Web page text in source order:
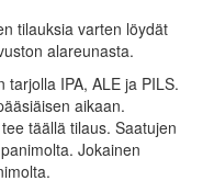
tilauksia varten löydät
alareunasta.
IPA, ALE ja PILS.
aikaan.
täällä tilaus. Saatujen
Jokainen